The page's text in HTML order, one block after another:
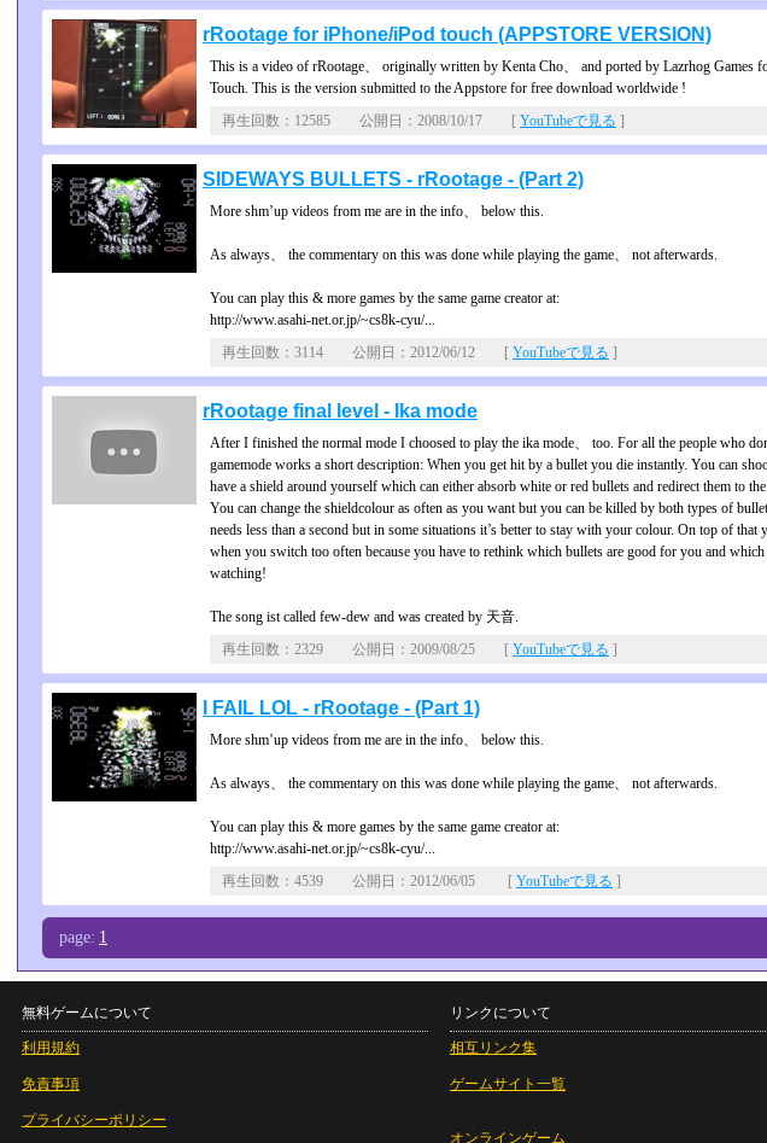
rRootage for iPhone/iPod touch (APPSTORE VERSION)
This is a video of rRootage、 originally written by Kenta Cho、 and ported by Lazrhog Games
Touch. This is the version submitted to the Appstore for free download worldwide !
再生回数：12585 公開日：2008/10/17 [ YouTubeで見る ]
SIDEWAYS BULLETS - rRootage - (Part 2)
More shm’up videos from me are in the info、 below this.
As always、 the commentary on this was done while playing the game、 not afterwards.
You can play this & more games by the same game creator at:
http://www.asahi-net.or.jp/~cs8k-cyu/...
再生回数：3114 公開日：2012/06/12 [ YouTubeで見る ]
rRootage final level - Ika mode
After I finished the normal mode I choosed to play the ika mode、 too. For all the people who
gamemode works a short description: When you get hit by a bullet you die instantly. You can
have a shield around yourself which can either absorb white or red bullets and redirect them to
You can change the shieldcolour as often as you want but you can be killed by both types of
needs less than a second but in some situations it’s better to stay with your colour. On top of that
when you switch too often because you have to rethink which bullets are good for you and
watching!
The song ist called few-dew and was created by 天音.
再生回数：2329 公開日：2009/08/25 [ YouTubeで見る ]
I FAIL LOL - rRootage - (Part 1)
More shm’up videos from me are in the info、 below this.
As always、 the commentary on this was done while playing the game、 not afterwards.
You can play this & more games by the same game creator at:
http://www.asahi-net.or.jp/~cs8k-cyu/...
再生回数：4539 公開日：2012/06/05 [ YouTubeで見る ]
page: 1
無料ゲームについて
利用規約
免責事項
プライバシーポリシー
リンクについて
相互リンク集
ゲームサイト一覧
オンラインゲーム